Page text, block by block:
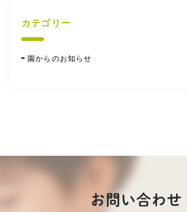
カテゴリー
園からのお知らせ
お問い合わせ